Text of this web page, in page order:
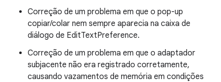
Correção de um problema em que o pop-up
copiar/colar nem sempre aparecia na caixa de
diálogo de EditTextPreference.
Correção de um problema em que o adaptador
subjacente não era registrado corretamente,
causando vazamentos de memória em condições